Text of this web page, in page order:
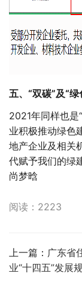
五、“双碳”及“
2021年同样也是
业积极推动绿色
地产企业及相关
代赋予我们的绿
尚梦晗
阅读：2223
上一篇： 广东省
业“十四五”发展